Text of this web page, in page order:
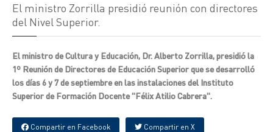
El ministro Zorrilla presidió reunión con directores
del Nivel Superior.
El ministro de Cultura y Educación, Dr. Alberto Zorrilla, presidió la
1º Reunión de Directores de Educación Superior que se desarrolló
los días 6 y 7 de septiembre en las instalaciones del Instituto
Superior de Formación Docente "Félix Atilio Cabrera".
Compartir en Facebook Compartir en X